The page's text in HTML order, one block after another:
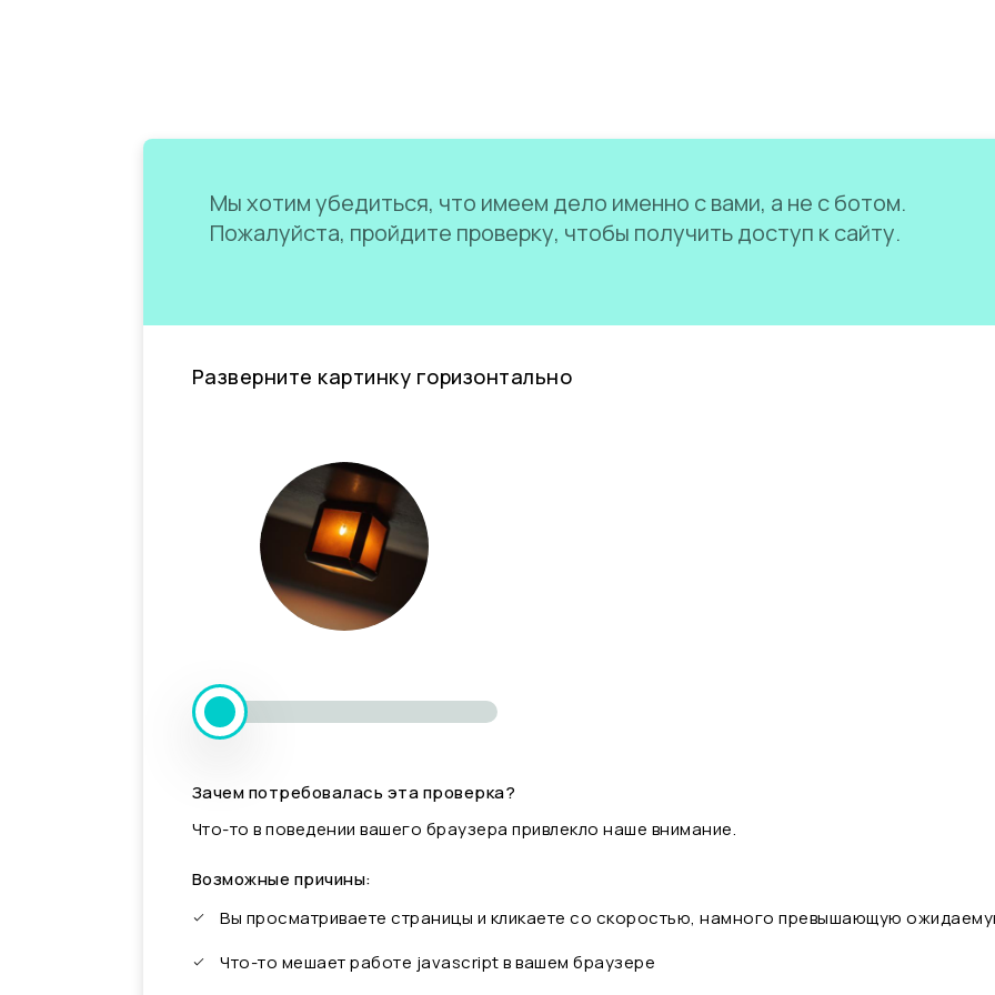
Мы хотим убедиться, что имеем дело именно с вами, а не с ботом.
Пожалуйста, пройдите проверку, чтобы получить доступ к сайту.
Разверните картинку горизонтально
Зачем потребовалась эта проверка?
Что-то в поведении вашего браузера привлекло наше внимание.
Возможные причины:
Вы просматриваете страницы и кликаете со скоростью, намного превышающую
Что-то мешает работе javascript в вашем браузере